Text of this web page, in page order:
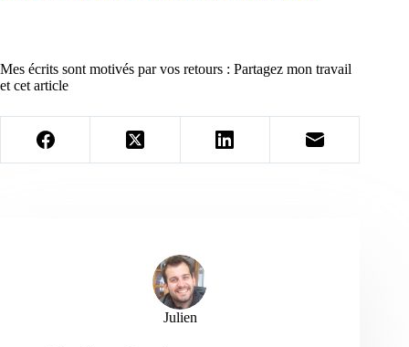
Mes écrits sont motivés par vos retours : Partagez mon travail
et cet article
Julien